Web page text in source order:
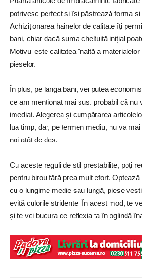
potrivesc perfect și își păstrează forma
Achiziționarea hainelor de calitate îți
bani, chiar dacă suma cheltuită inițial
Motivul este calitatea înaltă a
pieselor.
În plus, pe lângă bani, vei putea
ce am menționat mai sus, probabil că nu
imediat. Alegerea și cumpărarea
lua timp, dar, pe termen mediu, nu va
noi atât de des.
Cu aceste reguli de stil prestabilite, poți
pentru birou fără prea mult efort.
cu o lungime medie sau lungă, piese
evită culorile stridente. În acest mod, te
și te vei bucura de reflexia ta în oglindă